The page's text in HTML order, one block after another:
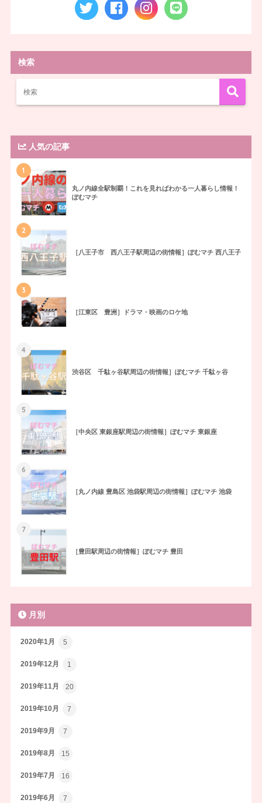
検索
人気の記事
1
丸ノ内線全駅制覇！これを見ればわかる一人暮らし情報！
ぽむマチ
2
［八王子市 西八王子駅周辺の街情報］ぽむマチ 西八王子
3
［江東区 豊洲］ドラマ・映画のロケ地
4
渋谷区 千駄ヶ谷駅周辺の街情報］ぽむマチ 千駄ヶ谷
5
［中央区 東銀座駅周辺の街情報］ぽむマチ 東銀座
6
［丸ノ内線 豊島区 池袋駅周辺の街情報］ぽむマチ 池袋
7
［豊田駅周辺の街情報］ぽむマチ 豊田
月別
2020年1月 5
2019年12月 1
2019年11月 20
2019年10月 7
2019年9月 7
2019年8月 15
2019年7月 16
2019年6月 7